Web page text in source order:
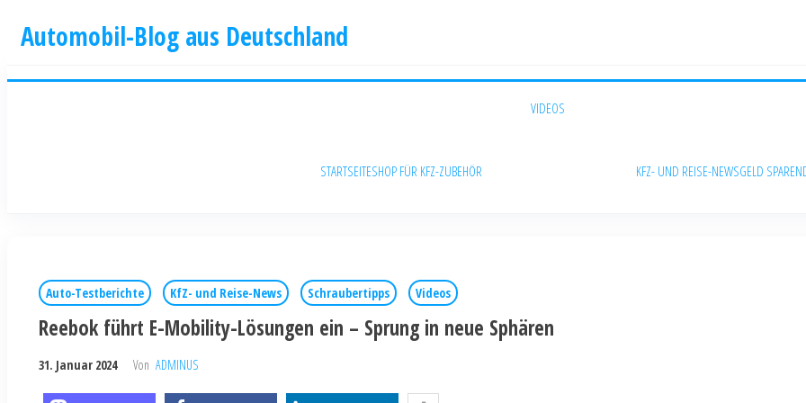
Automobil-Blog aus Deutschland
STARTSEITESHOP FÜR KFZ-ZUBEHÖR
VIDEOS
KFZ- UND REISE-NEWSGELD SPAREN
Auto-Testberichte KfZ- und Reise-News Schraubertipps Videos
Reebok führt E-Mobility-Lösungen ein – Sprung in neue Sphären
31. Januar 2024 Von ADMINUS